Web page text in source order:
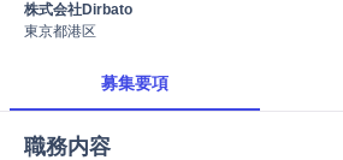
株式会社Dirbato
東京都港区
募集要項
職務内容